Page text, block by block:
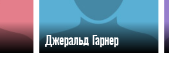
Джеральд Гарнер